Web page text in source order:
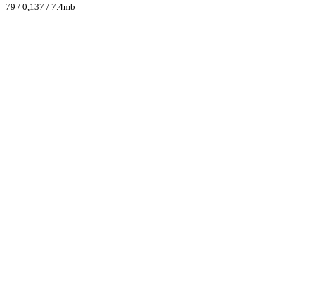
79 / 0,137 / 7.4mb